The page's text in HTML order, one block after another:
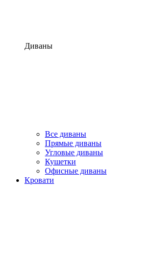
Диваны
Все диваны
Прямые диваны
Угловые диваны
Кушетки
Офисные диваны
Кровати